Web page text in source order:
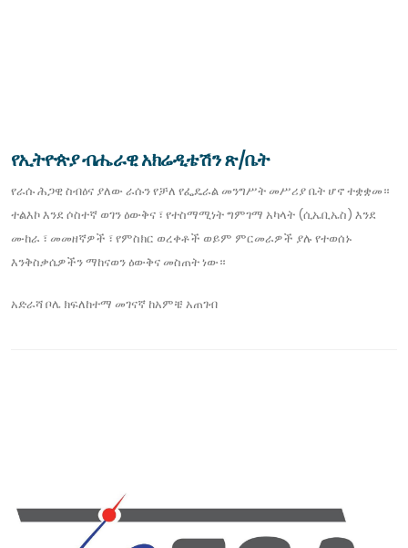
የኢትዮጵያ ብሔራዊ አክሬዲቴሽን ጽ/ቤት
የራሱ ሕጋዊ ስብዕና ያለው ራሱን የቻለ የፌዴራል መንግሥት መሥሪያ ቤት ሆኖ ተቋቋመ።
ተልእኮ እንደ ሶስተኛ ወገን ዕውቅና ፣ የተስማሚነት ግምገማ አካላት (ሲኤቢኤስ) እንደ
ሙከራ ፣ መመዘኛዎች ፣ የምስክር ወረቀቶች ወይም ምርመራዎች ያሉ የተወሰኑ
እንቅስቃሴዎችን ማከናወን ዕውቅና መስጠት ነው።
አድራሻቦሌ ክፍለከተማ መገናኛ ከአምቼ አጠገብ